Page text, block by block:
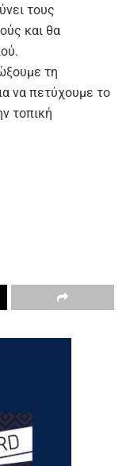
τους
και θα
τη
να πετύχουμε το
τοπική